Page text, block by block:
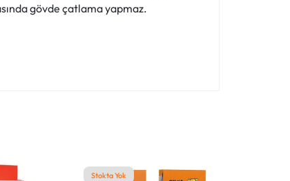
gövde çatlama yapmaz.
Stokta Yok